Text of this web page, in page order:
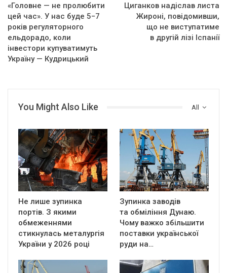
«Головне — не пролюбити
цей час». У нас буде 5−7
років регуляторного
ельдорадо, коли
інвестори купуватимуть
Україну — Кудрицький
Циганков надіслав листа
Жироні, повідомивши,
що не виступатиме
в другій лізі Іспанії
All
You Might Also Like
Не лише зупинка
портів. З якими
обмеженнями
стикнулась металургія
України у 2026 році
Зупинка заводів
та обміління Дунаю.
Чому важко збільшити
поставки української
руди на…